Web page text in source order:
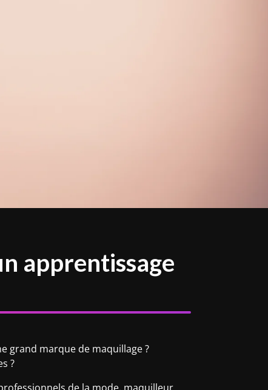
apprentissage
grand marque de maquillage ?
?